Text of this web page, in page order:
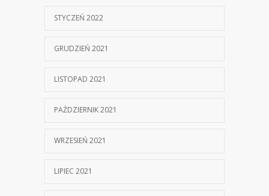
STYCZEŃ 2022
GRUDZIEŃ 2021
LISTOPAD 2021
PAŹDZIERNIK 2021
WRZESIEŃ 2021
LIPIEC 2021